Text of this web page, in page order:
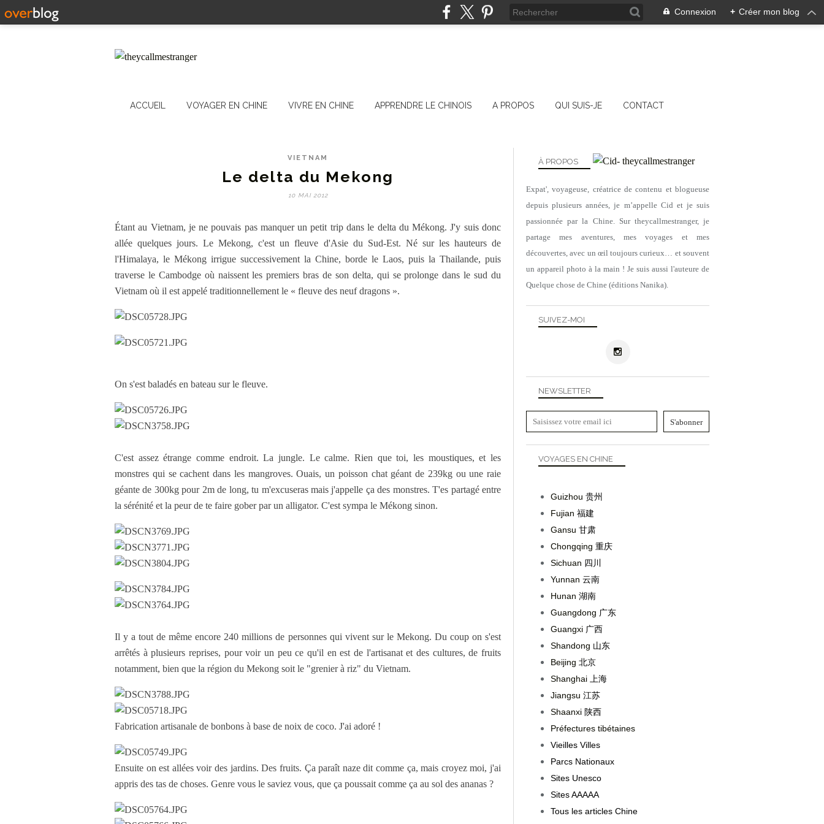
Connexion + Créer mon blog
ACCUEIL VOYAGER EN CHINE VIVRE EN CHINE APPRENDRE LE CHINOIS A PROPOS QUI SUIS-JE CONTACT
VIETNAM
Le delta du Mekong
10 MAI 2012
Étant au Vietnam, je ne pouvais pas manquer un petit trip dans le delta du Mékong. J'y suis donc
allée quelques jours. Le Mekong, c'est un fleuve d'Asie du Sud-Est. Né sur les hauteurs de
l'Himalaya, le Mékong irrigue successivement la Chine, borde le Laos, puis la Thailande, puis
traverse le Cambodge où naissent les premiers bras de son delta, qui se prolonge dans le sud du
Vietnam où il est appelé traditionnellement le « fleuve des neuf dragons ».
On s'est baladés en bateau sur le fleuve.
C'est assez étrange comme endroit. La jungle. Le calme. Rien que toi, les moustiques, et les
monstres qui se cachent dans les mangroves. Ouais, un poisson chat géant de 239kg ou une raie
géante de 300kg pour 2m de long, tu m'excuseras mais j'appelle ça des monstres. T'es partagé entre
la sérénité et la peur de te faire gober par un alligator. C'est sympa le Mékong sinon.
Il y a tout de même encore 240 millions de personnes qui vivent sur le Mekong. Du coup on s'est
arrêtés à plusieurs reprises, pour voir un peu ce qu'il en est de l'artisanat et des cultures, de fruits
notamment, bien que la région du Mekong soit le "grenier à riz" du Vietnam.
Fabrication artisanale de bonbons à base de noix de coco. J'ai adoré !
Ensuite on est allées voir des jardins. Des fruits. Ça paraît naze dit comme ça, mais croyez moi, j'ai
appris des tas de choses. Genre vous le saviez vous, que ça poussait comme ça au sol des ananas ?
NEWSLETTER
SUIVEZ-MOI
À PROPOS
Expat', voyageuse, créatrice de contenu et blogueuse
depuis plusieurs années, je m’appelle Cid et je suis
passionnée par la Chine. Sur theycallmestranger, je
partage mes aventures, mes voyages et mes
découvertes, avec un œil toujours curieux… et souvent
un appareil photo à la main ! Je suis aussi l'auteure de
Quelque chose de Chine (éditions Nanika).
VOYAGES EN CHINE
Guizhou 贵州
Fujian 福建
Gansu 甘肃
Chongqing 重庆
Sichuan 四川
Yunnan 云南
Hunan 湖南
Guangdong 广东
Guangxi 广西
Shandong 山东
Beijing 北京
Shanghai 上海
Jiangsu 江苏
Shaanxi 陕西
Préfectures tibétaines
Vieilles Villes
Parcs Nationaux
Sites Unesco
Sites AAAAA
Tous les articles Chine